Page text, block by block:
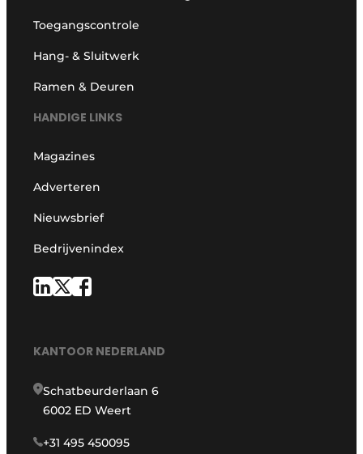
Toegangscontrole
Hang- & Sluitwerk
Ramen & Deuren
HANDIGE LINKS
Magazines
Adverteren
Nieuwsbrief
Bedrijvenindex
KANTOOR NEDERLAND
Schatbeurderlaan 6
6002 ED Weert
+31 495 450095